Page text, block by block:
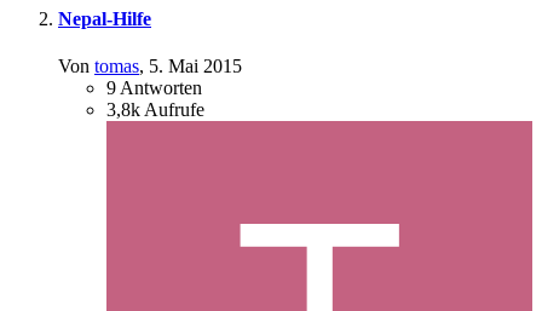
Nepal-Hilfe
Von tomas, 5. Mai 2015
9 Antworten
3,8k Aufrufe